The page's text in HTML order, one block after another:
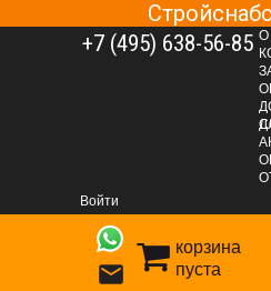
+7 (495) 638-56-85
Войти

корзина
пуста
Гвоздь финишный
Гвоздь финишный